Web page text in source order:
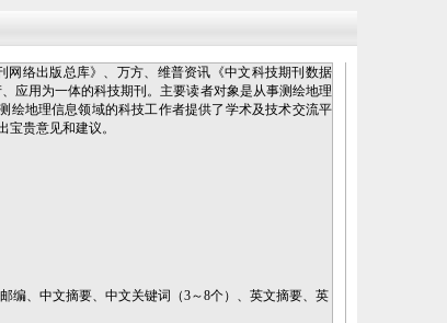
络出版总库》、万方、维普资讯《中文科技期刊数据
应用为一体的科技期刊。主要读者对象是从事测绘地理
绘地理信息领域的科技工作者提供了学术及技术交流平
贵意见和建议。
编、中文摘要、中文关键词（3～8个）、英文摘要、英